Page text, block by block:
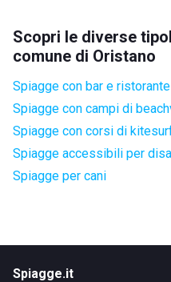
Scopri le diverse
comune di Oristano
Spiagge con bar e ristorante
Spiagge con campi di
Spiagge con corsi di
Spiagge accessibili per
Spiagge per cani
Spiagge.it